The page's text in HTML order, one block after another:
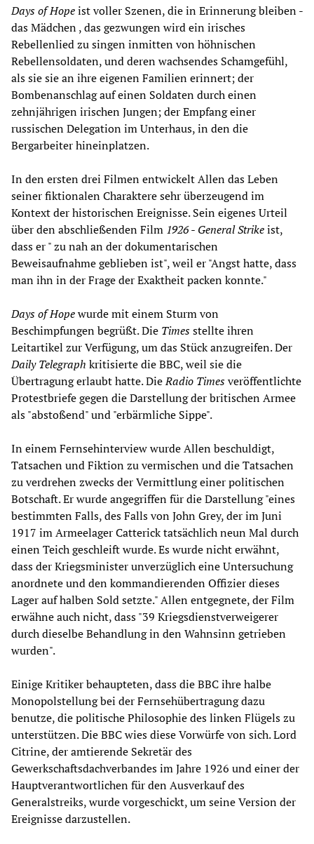
Days of Hopeist voller Szenen, die in Erinnerung bleiben -
das Mädchen , das gezwungen wird ein irisches
Rebellenlied zu singen inmitten von höhnischen
Rebellensoldaten, und deren wachsendes Schamgefühl,
als sie sie an ihre eigenen Familien erinnert; der
Bombenanschlag auf einen Soldaten durch einen
zehnjährigen irischen Jungen; der Empfang einer
russischen Delegation im Unterhaus, in den die
Bergarbeiter hineinplatzen.
In den ersten drei Filmen entwickelt Allen das Leben
seiner fiktionalen Charaktere sehr überzeugend im
Kontext der historischen Ereignisse. Sein eigenes Urteil
über den abschließenden Film 1926 - General Strikeist,
dass er " zu nah an der dokumentarischen
Beweisaufnahme geblieben ist", weil er "Angst hatte, dass
man ihn in der Frage der Exaktheit packen konnte."
Days of Hopewurde mit einem Sturm von
Beschimpfungen begrüßt. Die Timesstellte ihren
Leitartikel zur Verfügung, um das Stück anzugreifen. Der
Daily Telegraph kritisierte die BBC, weil sie die
Übertragung erlaubt hatte. DieRadio Timesveröffentlichte
Protestbriefe gegen die Darstellung der britischen Armee
als "abstoßend" und "erbärmliche Sippe".
In einem Fernsehinterview wurde Allen beschuldigt,
Tatsachen und Fiktion zu vermischen und die Tatsachen
zu verdrehen zwecks der Vermittlung einer politischen
Botschaft. Er wurde angegriffen für die Darstellung "eines
bestimmten Falls, des Falls von John Grey, der im Juni
1917 im Armeelager Catterick tatsächlich neun Mal durch
einen Teich geschleift wurde. Es wurde nicht erwähnt,
dass der Kriegsminister unverzüglich eine Untersuchung
anordnete und den kommandierenden Offizier dieses
Lager auf halben Sold setzte." Allen entgegnete, der Film
erwähne auch nicht, dass "39 Kriegsdienstverweigerer
durch dieselbe Behandlung in den Wahnsinn getrieben
wurden".
Einige Kritiker behaupteten, dass die BBC ihre halbe
Monopolstellung bei der Fernsehübertragung dazu
benutze, die politische Philosophie des linken Flügels zu
unterstützen. Die BBC wies diese Vorwürfe von sich. Lord
Citrine, der amtierende Sekretär des
Gewerkschaftsdachverbandes im Jahre 1926 und einer der
Hauptverantwortlichen für den Ausverkauf des
Generalstreiks, wurde vorgeschickt, um seine Version der
Ereignisse darzustellen.